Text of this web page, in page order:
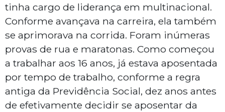
tinha cargo de liderança em multinacional.
Conforme avançava na carreira, ela também
se aprimorava na corrida. Foram inúmeras
provas de rua e maratonas. Como começou
a trabalhar aos 16 anos, já estava aposentada
por tempo de trabalho, conforme a regra
antiga da Previdência Social, dez anos antes
de efetivamente decidir se aposentar da